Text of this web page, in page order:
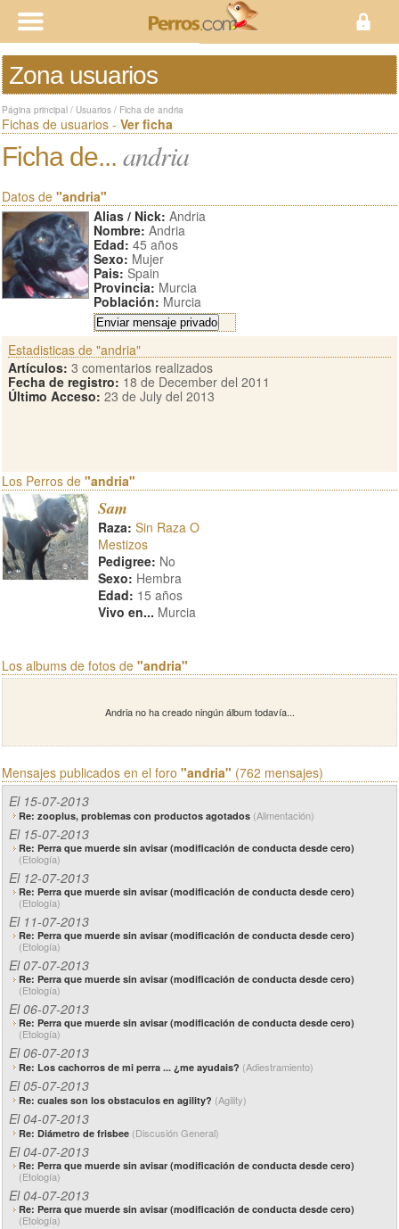
Zona usuarios
Página principal / Usuarios / Ficha de andria
Fichas de usuarios - Ver ficha
Ficha de... andria
Datos de "andria"
Alias / Nick: Andria
Nombre: Andria
Edad: 45 años
Sexo: Mujer
Pais: Spain
Provincia: Murcia
Población: Murcia
Estadisticas de "andria"
Artículos: 3 comentarios realizados
Fecha de registro: 18 de December del 2011
Último Acceso: 23 de July del 2013
Los Perros de "andria"
Sam
Raza: Sin Raza O
Mestizos
Pedigree: No
Sexo: Hembra
Edad: 15 años
Vivo en... Murcia
Los albums de fotos de "andria"
Andria no ha creado ningún álbum todavía...
Mensajes publicados en el foro "andria" (762 mensajes)
El 15-07-2013
Re: zooplus, problemas con productos agotados (Alimentación)
El 15-07-2013
Re: Perra que muerde sin avisar (modificación de conducta desde cero)
(Etología)
El 12-07-2013
Re: Perra que muerde sin avisar (modificación de conducta desde cero)
(Etología)
El 11-07-2013
Re: Perra que muerde sin avisar (modificación de conducta desde cero)
(Etología)
El 07-07-2013
Re: Perra que muerde sin avisar (modificación de conducta desde cero)
(Etología)
El 06-07-2013
Re: Perra que muerde sin avisar (modificación de conducta desde cero)
(Etología)
El 06-07-2013
Re: Los cachorros de mi perra ... ¿me ayudais? (Adiestramiento)
El 05-07-2013
Re: cuales son los obstaculos en agility? (Agility)
El 04-07-2013
Re: Diámetro de frisbee (Discusión General)
El 04-07-2013
Re: Perra que muerde sin avisar (modificación de conducta desde cero)
(Etología)
El 04-07-2013
Re: Perra que muerde sin avisar (modificación de conducta desde cero)
(Etología)